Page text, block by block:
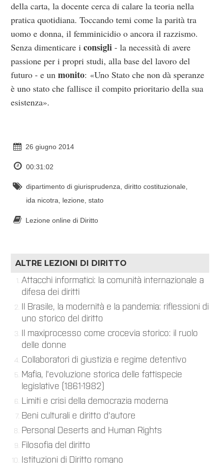
della carta, la docente cerca di calare la teoria nella
pratica quotidiana. Toccando temi come la parità tra
uomo e donna, il femminicidio o ancora il razzismo.
Senza dimenticare iconsigli- la necessità di avere
passione per i propri studi, alla base del lavoro del
futuro - e unmonito: «Uno Stato che non dà speranze
è uno stato che fallisce il compito prioritario della sua
esistenza».
26 giugno 2014
00:31:02
dipartimento di giurisprudenza diritto costituzionale
ida nicotra
lezione stato
Lezione online di Diritto
ALTRE LEZIONI DI DIRITTO
Attacchi informatici: la comunità internazionale a
difesa dei diritti
Il Brasile, la modernità e la pandemia: riflessioni di
uno storico del diritto
Il maxiprocesso come crocevia storico: il ruolo
delle donne
Collaboratori di giustizia e regime detentivo
Mafia, l'evoluzione storica delle fattispecie
legislative (1861-1982)
Limiti e crisi della democrazia moderna
Beni culturali e diritto d'autore
Personal Deserts and Human Rights
Filosofia del diritto
Istituzioni di Diritto romano